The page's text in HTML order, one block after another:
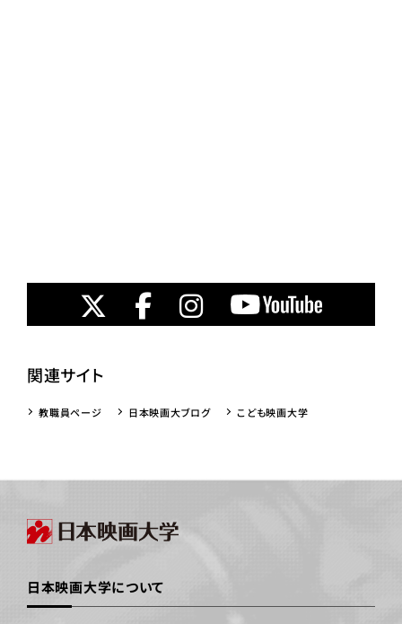
関連サイト
教職員ページ 日本映画大ブログ こども映画大学
日本映画大学について